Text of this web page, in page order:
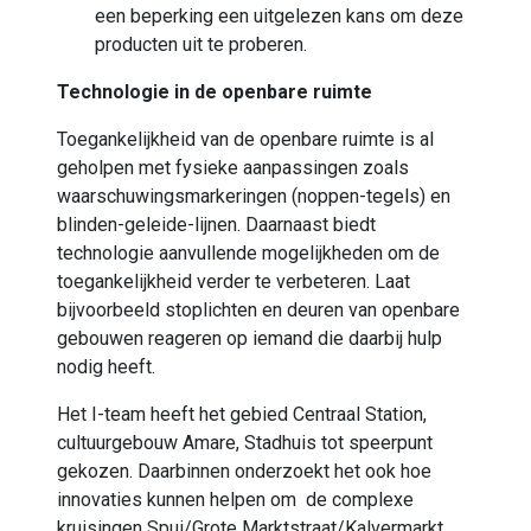
een beperking een uitgelezen kans om deze
producten uit te proberen.
Technologie in de openbare ruimte
Toegankelijkheid van de openbare ruimte is al
geholpen met fysieke aanpassingen zoals
waarschuwingsmarkeringen (noppen-tegels) en
blinden-geleide-lijnen. Daarnaast biedt
technologie aanvullende mogelijkheden om de
toegankelijkheid verder te verbeteren. Laat
bijvoorbeeld stoplichten en deuren van openbare
gebouwen reageren op iemand die daarbij hulp
nodig heeft.
Het I-team heeft het gebied Centraal Station,
cultuurgebouw Amare, Stadhuis tot speerpunt
gekozen. Daarbinnen onderzoekt het ook hoe
innovaties kunnen helpen om de complexe